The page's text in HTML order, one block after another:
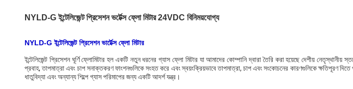
NYLD-G ইন্টেলিজেন্ট প্রিসেশন ভর্টেক্স ফ্লো মিটার 24VDC বিনিময়যোগ্য
NYLD-G ইন্টেলিজেন্ট প্রিসেশন ভার্টেক্স ফ্লো মিটার
ইন্টেলিজেন্ট প্রিসেশন ঘূর্ণি ফ্লোমিটার হল একটি নতুন ধরনের গ্যাস ফ্লো মিটার যা আমাদের কোম্পানি দ্বারা তৈরি করা হয়েছে দেশীয় নেতৃস্থানীয়
প্রবাহ, তাপমাত্রা এবং চাপ সনাক্তকরণ ফাংশনগুলিকে সংহত করে এবং স্বয়ংক্রিয়ভাবে তাপমাত্রা, চাপ এবং সংকোচনের কারণগুলিকে ক্ষতিপূরণ দিতে
ধাতুবিদ্যা এবং অন্যান্য শিল্পে গ্যাস পরিমাপের জন্য একটি আদর্শ যন্ত্র।